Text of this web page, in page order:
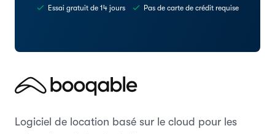
Essai gratuit de 14 jours Pas de carte de crédit requise
Logiciel de location basé sur le cloud pour les